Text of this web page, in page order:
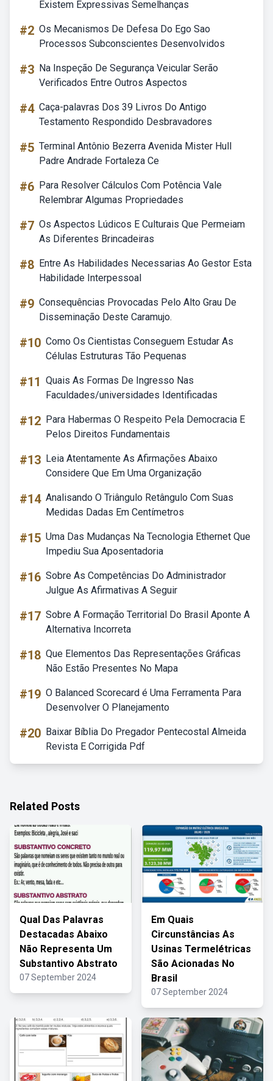
Existem Expressivas Semelhanças
#2 Os Mecanismos De Defesa Do Ego Sao
Processos Subconscientes Desenvolvidos
#3 Na Inspeção De Segurança Veicular Serão
Verificados Entre Outros Aspectos
#4 Caça-palavras Dos 39 Livros Do Antigo
Testamento Respondido Desbravadores
#5 Terminal Antônio Bezerra Avenida Mister Hull
Padre Andrade Fortaleza Ce
#6 Para Resolver Cálculos Com Potência Vale
Relembrar Algumas Propriedades
#7 Os Aspectos Lúdicos E Culturais Que Permeiam
As Diferentes Brincadeiras
#8 Entre As Habilidades Necessarias Ao Gestor Esta
Habilidade Interpessoal
#9 Consequências Provocadas Pelo Alto Grau De
Disseminação Deste Caramujo.
#10 Como Os Cientistas Conseguem Estudar As
Células Estruturas Tão Pequenas
#11 Quais As Formas De Ingresso Nas
Faculdades/universidades Identificadas
#12 Para Habermas O Respeito Pela Democracia E
Pelos Direitos Fundamentais
#13 Leia Atentamente As Afirmações Abaixo
Considere Que Em Uma Organização
#14 Analisando O Triângulo Retângulo Com Suas
Medidas Dadas Em Centímetros
#15 Uma Das Mudanças Na Tecnologia Ethernet Que
Impediu Sua Aposentadoria
#16 Sobre As Competências Do Administrador
Julgue As Afirmativas A Seguir
#17 Sobre A Formação Territorial Do Brasil Aponte A
Alternativa Incorreta
#18 Que Elementos Das Representações Gráficas
Não Estão Presentes No Mapa
#19 O Balanced Scorecard é Uma Ferramenta Para
Desenvolver O Planejamento
#20 Baixar Bíblia Do Pregador Pentecostal Almeida
Revista E Corrigida Pdf
Related Posts
Qual Das Palavras
Destacadas Abaixo
Não Representa Um
Substantivo Abstrato
07 September 2024
Em Quais
Circunstâncias As
Usinas Termelétricas
São Acionadas No
Brasil
07 September 2024